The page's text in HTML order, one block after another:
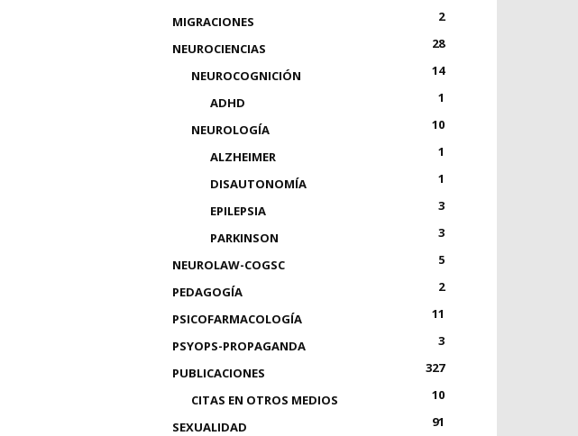
MIGRACIONES
2
NEUROCIENCIAS
28
NEUROCOGNICIÓN
14
ADHD
1
NEUROLOGÍA
10
ALZHEIMER
1
DISAUTONOMÍA
1
EPILEPSIA
3
PARKINSON
3
NEUROLAW-COGSC
5
PEDAGOGÍA
2
PSICOFARMACOLOGÍA
11
PSYOPS-PROPAGANDA
3
PUBLICACIONES
327
CITAS EN OTROS MEDIOS
10
SEXUALIDAD
91